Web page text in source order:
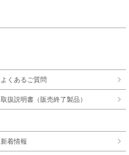
よくあるご質問
取扱説明書（販売終了製品）
新着情報